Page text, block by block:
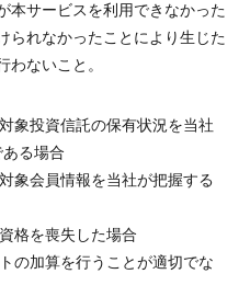
本サービスを利用できなかった
られなかったことにより生じた
わないこと。
象投資信託の保有状況を当社
る場合
象会員情報を当社が把握する
格を喪失した場合
の加算を行うことが適切でな